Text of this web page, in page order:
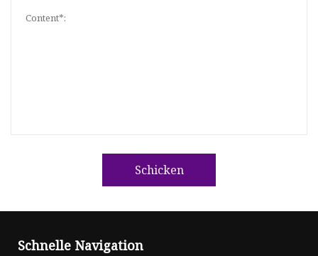
Schicken
Schnelle Navigation